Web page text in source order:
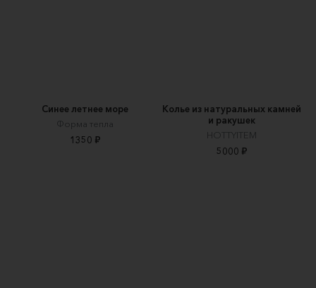
Синее летнее море
Форма тепла
1350 ₽
Колье из натуральных камней
и ракушек
HOTTYITEM
5000 ₽